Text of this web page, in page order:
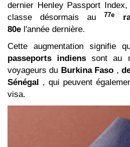
dernier Henley Passport
classe désormais au
77e
80e l'année dernière.
Cette augmentation signifie
passeports indiens sont au
voyageurs du Burkina Faso ,
Sénégal , qui peuvent
visa.